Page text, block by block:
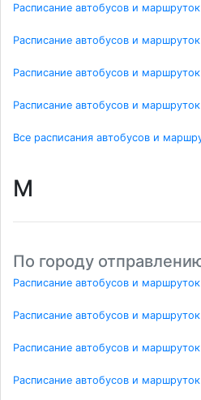
Расписание автобусов и
Расписание автобусов и
Расписание автобусов и
Расписание автобусов и
Все расписания автобусов и
M
По городу
Расписание автобусов и
Расписание автобусов и
Расписание автобусов и
Расписание автобусов и